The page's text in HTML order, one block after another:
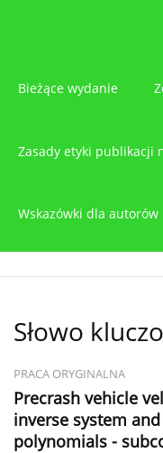
Bieżące wydanie
Zasady etyki publikacji
Wskazówki dla autorów
Słowo
PRACA ORYGINALNA
Precrash vehicle
inverse system
polynomials -